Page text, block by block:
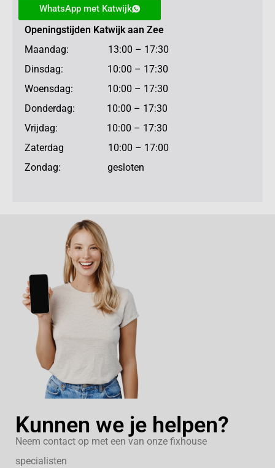
WhatsApp met Katwijk
Openingstijden Katwijk aan Zee
Maandag: 13:00 – 17:30
Dinsdag: 10:00 – 17:30
Woensdag: 10:00 – 17:30
Donderdag: 10:00 – 17:30
Vrijdag: 10:00 – 17:30
Zaterdag 10:00 – 17:00
Zondag: gesloten
Kunnen we je helpen?
Neem contact op met een van onze fixhouse
specialisten